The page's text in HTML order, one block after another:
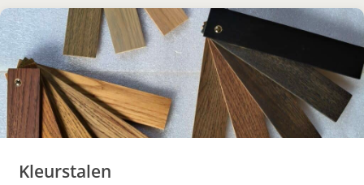
Matrix
onderstel
aantal
Kleurstalen